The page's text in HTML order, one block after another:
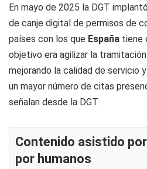
En mayo de 2025 la DGT
de canje digital de permisos de
países con los que España tiene
objetivo era agilizar la
mejorando la calidad de servicio
un mayor número de citas
señalan desde la DGT.
Contenido asistido
por humanos